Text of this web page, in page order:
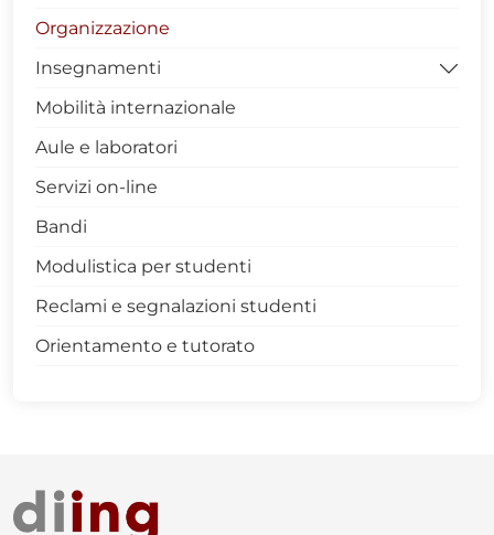
Organizzazione
Insegnamenti
Archivio
Mobilità internazionale
Aule e laboratori
Servizi on-line
Bandi
Modulistica per studenti
Reclami e segnalazioni studenti
Orientamento e tutorato